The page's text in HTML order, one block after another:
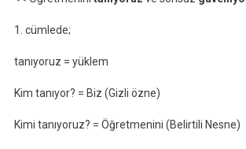
1. cümlede;
tanıyoruz = yüklem
Kim tanıyor? = Biz (Gizli özne)
Kimi tanıyoruz? = Öğretmenini (Belirtili Nesne)